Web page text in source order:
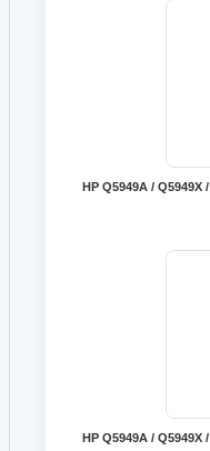
HP Q5949A / Q5949X
HP Q5949A / Q5949X